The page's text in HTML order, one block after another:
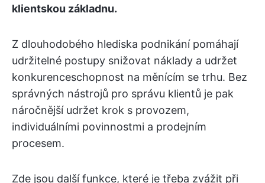
klientskou základnu.
Z dlouhodobého hlediska podnikání pomáhají
udržitelné postupy snižovat náklady a udržet
konkurenceschopnost na měnícím se trhu. Bez
správných nástrojů pro správu klientů je pak
náročnější udržet krok s provozem,
individuálními povinnostmi a prodejním
procesem.
Zde jsou další funkce, které je třeba zvážit při